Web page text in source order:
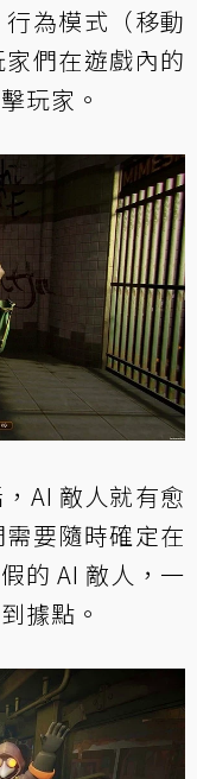
為模式（移動
們在遊戲內的
玩家。
AI 敵人就有愈
要隨時確定在
的 AI 敵人，一
據點。